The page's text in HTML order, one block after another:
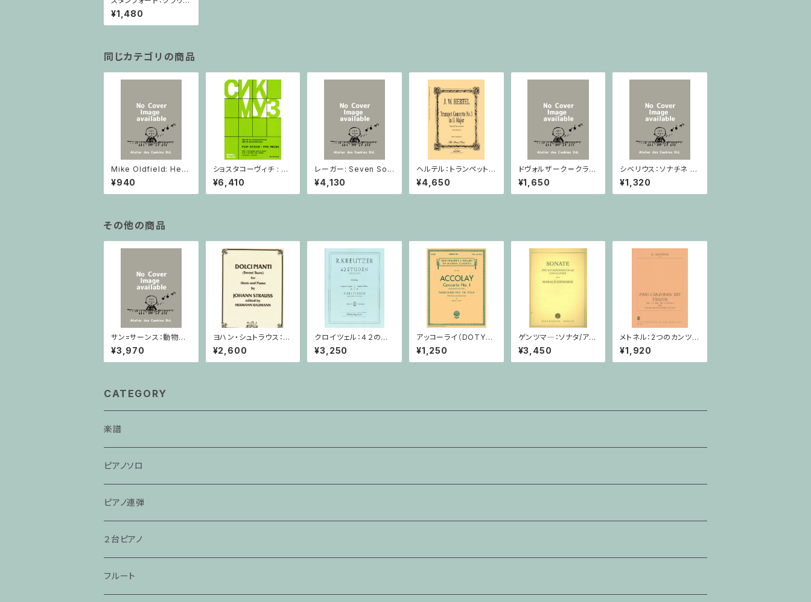
ット・ソナタ Op.129/ク
ラリネット・ピアノ
¥1,480
同じカテゴリの商品
Mike Oldfield: Herg
est Ridge / ピアノ
¥940
ショスタコーヴィチ : 2
つのヴァイオリンとピア
ノのための 5つの小品 /
ヴァイオリン2とピアノ
¥6,410
レーガー: Seven Son
atas op. 91 Heft 2 /
ヴァイオリン
¥4,130
ヘルテル：トランペット協
奏曲第1番 変ホ長調/
トランペット・ピアノ
¥4,650
ドヴォルザーク＝クライ
スラー：スラヴ幻想曲 ロ
短調 from Op.55-4,
Op.75 / ヴァイオリン
¥1,650
シベリウス：ソナチネ ホ
長調 Op.80 / ヴァイオ
リンとピアノ
¥1,320
その他の商品
サン=サーンス：動物の
謝肉祭 Durand / ミニ
チュアスコア
¥3,970
ヨハン・シュトラウス：甘
い涙/ホルン・ピアノ
¥2,600
クロイツェル：４２の練
習曲 ２巻 / ヴァイオリ
ン教本
¥3,250
アッコーライ（DOTY
編）：協奏曲第1番 / ヴィ
オラ・ピアノ
¥1,250
ゲンツマ―：ソナタ/アル
トサクソフォーン・ピアノ
¥3,450
メトネル：2つのカンツォ
ーナとダンス Op. 43 /
ヴァイオリン・ピアノ
¥1,920
CATEGORY
楽譜
ピアノソロ
ピアノ連弾
２台ピアノ
フルート